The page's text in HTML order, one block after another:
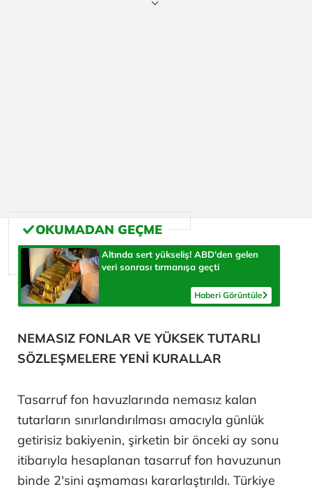
Altında sert yükseliş! ABD'den gelen
veri sonrası tırmanışa geçti
Haberi Görüntüle
NEMASIZ FONLAR VE YÜKSEK TUTARLI
SÖZLEŞMELERE YENİ KURALLAR
Tasarruf fon havuzlarında nemasız kalan
tutarların sınırlandırılması amacıyla günlük
getirisiz bakiyenin, şirketin bir önceki ay sonu
itibarıyla hesaplanan tasarruf fon havuzunun
binde 2'sini aşmaması kararlaştırıldı. Türkiye